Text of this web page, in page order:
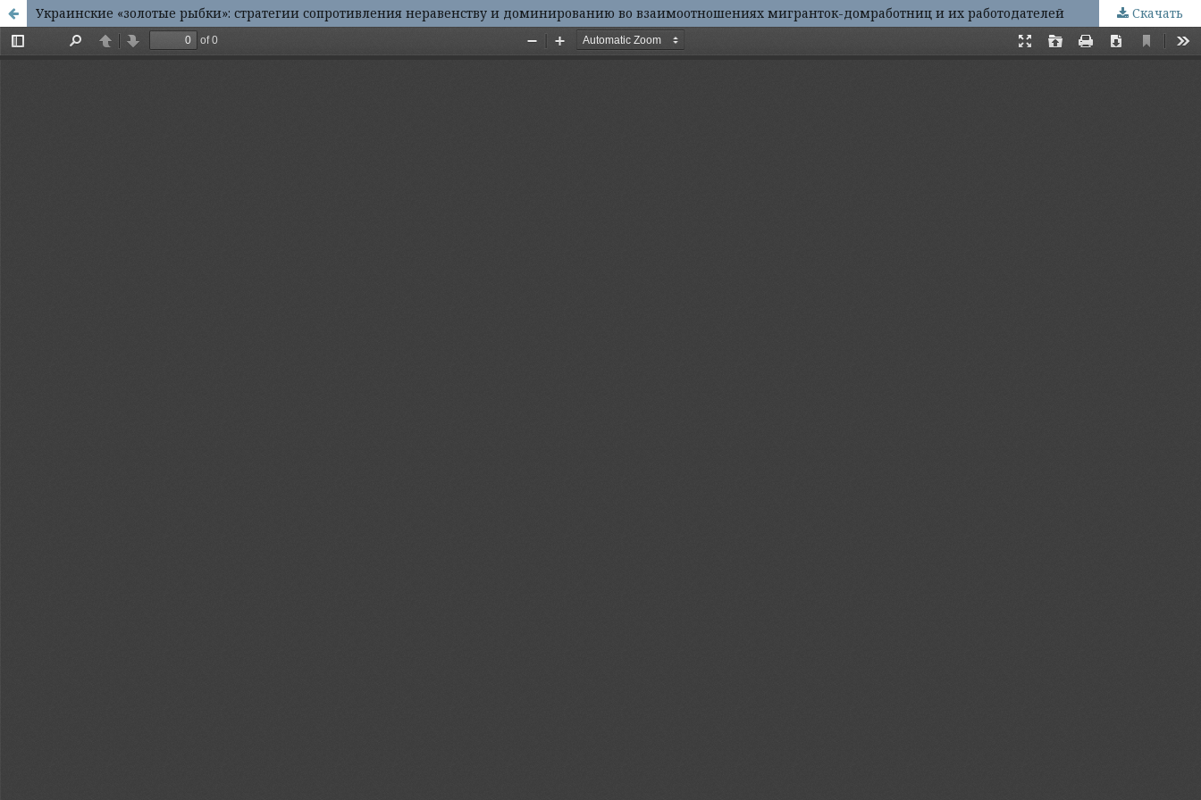
Украинские «золотые рыбки»: стратегии сопротивления неравенству и доминированию во взаимоотношениях мигранток-домработниц и их работодателей Скачать